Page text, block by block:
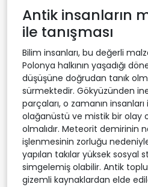
Antik insanların
ile tanışması
Bilim insanları, bu değerli
Polonya halkının yaşadığı
düşüşüne doğrudan tanık
sürmektedir. Gökyüzünden
parçaları, o zamanın
olağanüstü ve mistik bir olay
olmalıdır. Meteorit demirinin
işlenmesinin zorluğu
yapılan takılar yüksek sosyal
simgelemiş olabilir. Antik
gizemli kaynaklardan elde